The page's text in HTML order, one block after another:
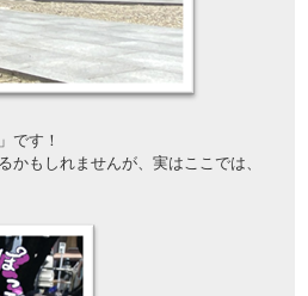
です！
もしれませんが、実はここでは、